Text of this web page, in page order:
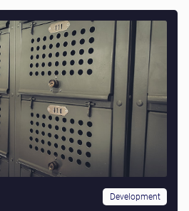
Development